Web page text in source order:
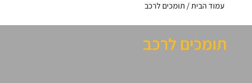
עמוד הבית/ תומכים לרכב
תומכים לרכב